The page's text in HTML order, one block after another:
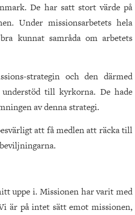
De har satt stort värde på
Under missionsarbetets hela
kunnat samråda om arbetets
strategin och den därmed
till kyrkorna. De hade
av denna strategi.
att få medlen att räcka till
uppe i. Missionen har varit med
är på intet sätt emot missionen,